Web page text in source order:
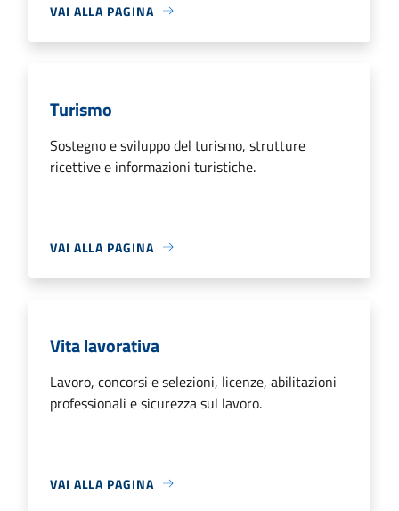
VAI ALLA PAGINA
Turismo
Sostegno e sviluppo del turismo, strutture
ricettive e informazioni turistiche.
VAI ALLA PAGINA
Vita lavorativa
Lavoro, concorsi e selezioni, licenze, abilitazioni
professionali e sicurezza sul lavoro.
VAI ALLA PAGINA